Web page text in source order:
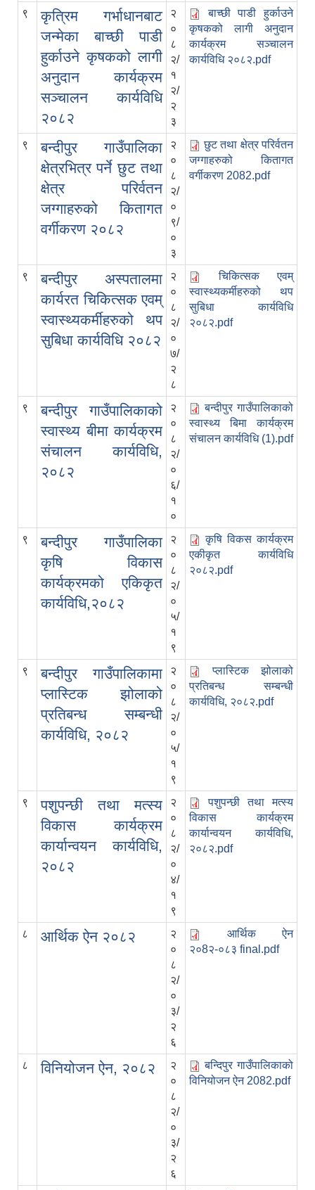
९
कृत्रिम गर्भाधानबाट
जन्मेका बाच्छी पाडी
हुर्काउने कृषकको लागी
अनुदान कार्यक्रम
सञ्चालन कार्यविधि
२०८२
२
०
८
२/
१
२/
२
३
बाच्छी पाडी हुर्काउने
कृषकको लागी अनुदान
कार्यक्रम सञ्चालन
कार्यविधि २०८२.pdf
९
बन्दीपुर गाउँपालिका
क्षेत्रभित्र पर्ने छुट तथा
क्षेत्र परिर्वतन
जग्गाहरुको कितागत
वर्गीकरण २०८२
२
०
८
२/
०
९/
०
३
छुट तथा क्षेत्र परिर्वतन
जग्गाहरुको कितागत
वर्गीकरण 2082.pdf
९
बन्दीपुर अस्पतालमा
कार्यरत चिकित्सक एवम्
स्वास्थ्यकर्मीहरुको थप
सुबिधा कार्यविधि २०८२
२
०
८
२/
०
७/
२
८
चिकित्सक एवम्
स्वास्थ्यकर्मीहरुको थप
सुबिधा कार्यविधि
२०८२.pdf
९
बन्दीपुर गाउँपालिकाको
स्वास्थ्य बीमा कार्यक्रम
संचालन कार्यविधि,
२०८२
२
०
८
२/
०
६/
१
०
बन्दीपुर गाउँपालिकाको
स्वास्थ्य बिमा कार्यक्रम
संचालन कार्यविधि (1).pdf
९
बन्दीपुर गाउँपालिका
कृषि विकास
कार्यक्रमको एकिकृत
कार्यविधि,२०८२
२
०
८
२/
०
५/
१
९
कृषि विकस कार्यक्रम
एकीकृत कार्यविधि
२०८२.pdf
९
बन्दीपुर गाउँपालिकामा
प्लास्टिक झोलाको
प्रतिबन्ध सम्बन्धी
कार्यविधि, २०८२
२
०
८
२/
०
५/
१
९
प्लास्टिक झोलाको
प्रतिबन्ध सम्बन्धी
कार्यविधि, २०८२.pdf
९
पशुपन्छी तथा मत्स्य
विकास कार्यक्रम
कार्यान्वयन कार्यविधि,
२०८२
२
०
८
२/
०
४/
१
९
पशुपन्छी तथा मत्स्य
विकास कार्यक्रम
कार्यान्वयन कार्यविधि,
२०८२.pdf
८ आर्थिक ऐन २०८२
२
०
८
२/
०
३/
२
६
आर्थिक ऐन
२०8२-०८३ final.pdf
८ विनियोजन ऐन, २०८२
२
०
८
२/
०
३/
२
६
बन्दिपुर गाउँपालिकाको
विनियोजन ऐन 2082.pdf